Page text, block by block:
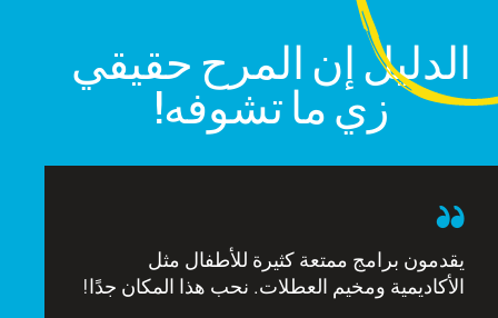
الدليل إن المرح حقيقي
زي ما تشوفه!
يقدمون برامج ممتعة كثيرة للأطفال مثل
الأكاديمية ومخيم العطلات. نحب هذا المكان جدًا!